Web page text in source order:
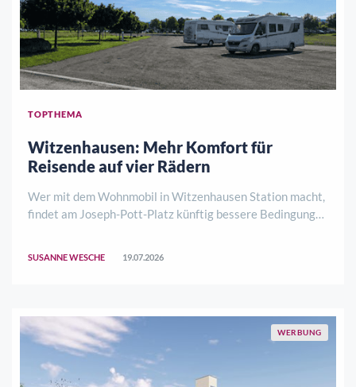
TOPTHEMA
Witzenhausen: Mehr Komfort für
Reisende auf vier Rädern
Wer mit dem Wohnmobil in Witzenhausen Station macht,
findet am Joseph-Pott-Platz künftig bessere Bedingungen
SUSANNE WESCHE 19.07.2026
WERBUNG